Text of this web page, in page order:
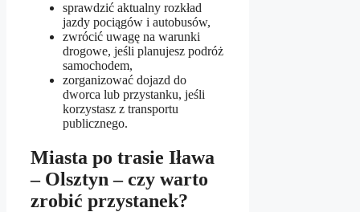
sprawdzić aktualny rozkład
jazdy pociągów i autobusów,
zwrócić uwagę na warunki
drogowe, jeśli planujesz podróż
samochodem,
zorganizować dojazd do
dworca lub przystanku, jeśli
korzystasz z transportu
publicznego.
Miasta po trasie Iława
– Olsztyn – czy warto
zrobić przystanek?